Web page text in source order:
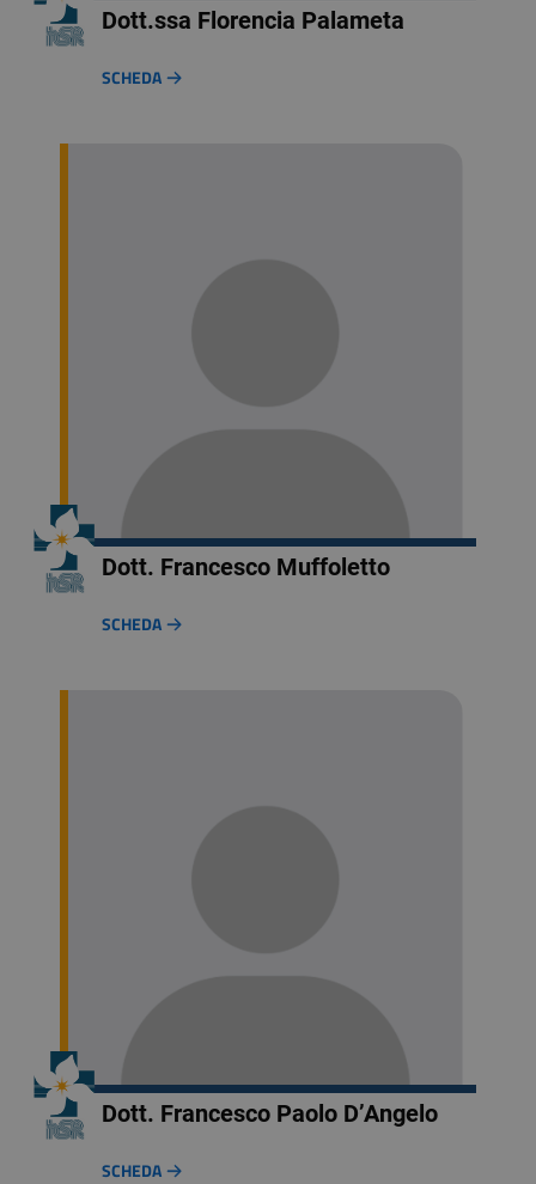
Dott.ssa Florencia Palameta
SCHEDA
Dott. Francesco Muffoletto
SCHEDA
Dott. Francesco Paolo D’Angelo
SCHEDA